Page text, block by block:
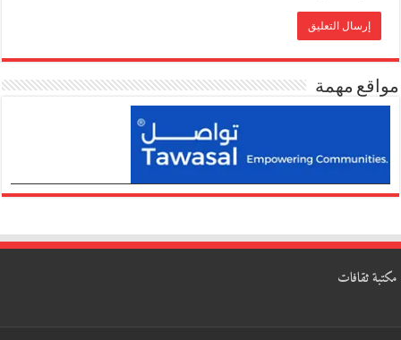
مواقع مهمة
مكتبة ثقافات